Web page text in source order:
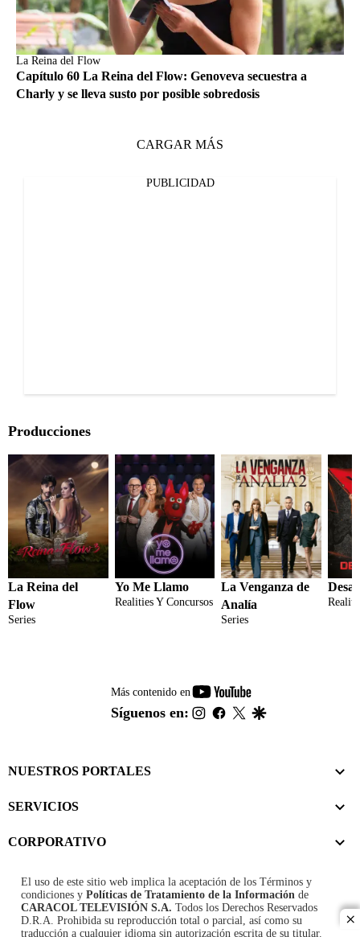
La Reina del Flow
Capítulo 60 La Reina del Flow: Genoveva secuestra a
Charly y se lleva susto por posible sobredosis
CARGAR MÁS
PUBLICIDAD
Producciones
La Reina del
Flow
Series
Yo Me Llamo
Realities Y Concursos
La Venganza de
Analía
Series
Más contenido en
youtube-
footer
Síguenos en: instagram
facebook
twitter
NUESTROS PORTALES
SERVICIOS
CORPORATIVO
El uso de este sitio web implica la aceptación de los Términos y
condiciones y Políticas de Tratamiento de la Información de
CARACOL TELEVISIÓN S.A. Todos los Derechos Reservados
D.R.A. Prohibida su reproducción total o parcial, así como su
traducción a cualquier idioma sin autorización escrita de su titular.